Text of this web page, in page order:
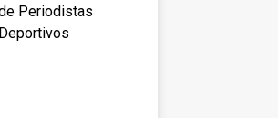
Periodistas
Deportivos